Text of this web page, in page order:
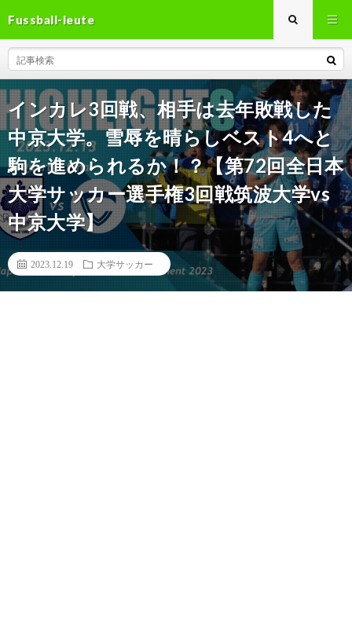
Fussball-leute
インカレ3回戦、相手は去年敗戦した
中京大学。雪辱を晴らしベスト4へと
駒を進められるか！？【第72回全日本
大学サッカー選手権3回戦筑波大学vs
中京大学】
2023.12.19 大学サッカー